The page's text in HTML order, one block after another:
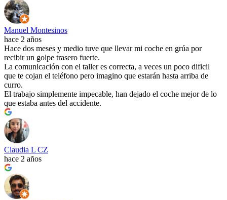
Manuel Montesinos
hace 2 años
Hace dos meses y medio tuve que llevar mi coche en grúa por
recibir un golpe trasero fuerte.
La comunicación con el taller es correcta, a veces un poco dificil
que te cojan el teléfono pero imagino que estarán hasta arriba de
curro.
El trabajo simplemente impecable, han dejado el coche mejor de lo
que estaba antes del accidente.
Claudia L CZ
hace 2 años